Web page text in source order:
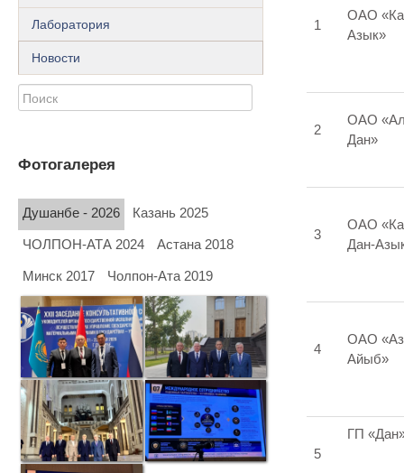
Лаборатория
Новости
Фотогалерея
Душанбе - 2026 Казань 2025
ЧОЛПОН-АТА 2024 Астана 2018
Минск 2017 Чолпон-Ата 2019
1
ОАО
Азык»
2
ОАО
Дан»
3
ОАО
Дан-
4
ОАО
Айыб»
5
ГП